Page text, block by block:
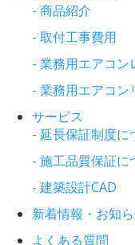
- 商品紹介
- 取付工事費用
- 業務用エアコン
- 業務用エアコン
サービス
- 延長保証制度に
- 施工品質保証に
- 建築設計CAD
新着情報・お知
よくある質問